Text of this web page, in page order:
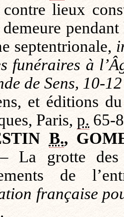
contre lieux
septentrionale,
funéraires à
de Sens, 10-
et éditions
Paris,p. 65-
B.,
La grotte des
de
française